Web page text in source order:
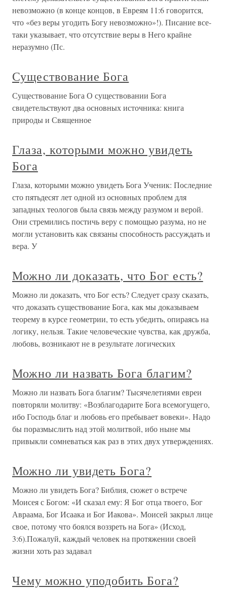
невозможно (в конце концов, в Евреям 11:6 говорится,
что «без веры угодить Богу невозможно»!). Писание все-
таки указывает, что отсутствие веры в Него крайне
неразумно (Пс.
Существование Бога
Существование Бога О существовании Бога
свидетельствуют два основных источника: книга
природы и Священное
Глаза, которыми можно увидеть
Бога
Глаза, которыми можно увидеть Бога Ученик: Последние
сто пятьдесят лет одной из основных проблем для
западных теологов была связь между разумом и верой.
Они стремились постичь веру с помощью разума, но не
могли установить как связаны способность рассуждать и
вера. У
Можно ли доказать, что Бог есть?
Можно ли доказать, что Бог есть? Следует сразу сказать,
что доказать существование Бога, как мы доказываем
теорему в курсе геометрии, то есть убедить, опираясь на
логику, нельзя. Такие человеческие чувства, как дружба,
любовь, возникают не в результате логических
Можно ли назвать Бога благим?
Можно ли назвать Бога благим? Тысячелетиями евреи
повторяли молитву: «Возблагодарите Бога всемогущего,
ибо Господь благ и любовь его пребывает вовеки». Надо
бы поразмыслить над этой молитвой, ибо ныне мы
привыкли сомневаться как раз в этих двух утверждениях.
Можно ли увидеть Бога?
Можно ли увидеть Бога? Библия, сюжет о встрече
Моисея с Богом: «И сказал ему: Я Бог отца твоего, Бог
Авраама, Бог Исаака и Бог Иакова». Моисей закрыл лице
свое, потому что боялся воззреть на Бога» (Исход,
3:6).Пожалуй, каждый человек на протяжении своей
жизни хоть раз задавал
Чему можно уподобить Бога?